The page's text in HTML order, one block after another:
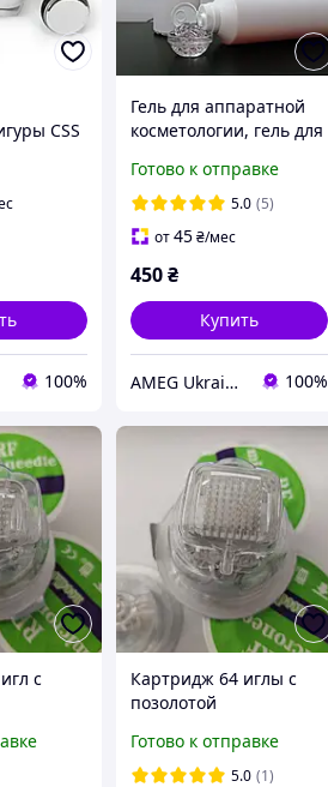
CSS
рф-
100%
Гель для аппаратной
косметологии, гель для
лифтинга, для
кавитации, для смас 1
кг
Готово к отправке
5.0 (5)
от45 ₴/мес
450 ₴
Купить
AMEG Ukraine АМЕГ УКРАИНА 100%
с
РФ
Картридж 64 иглы с
позолотой
микрогольчатого РФ
лифтинга.
Готово к отправке
5.0 (1)